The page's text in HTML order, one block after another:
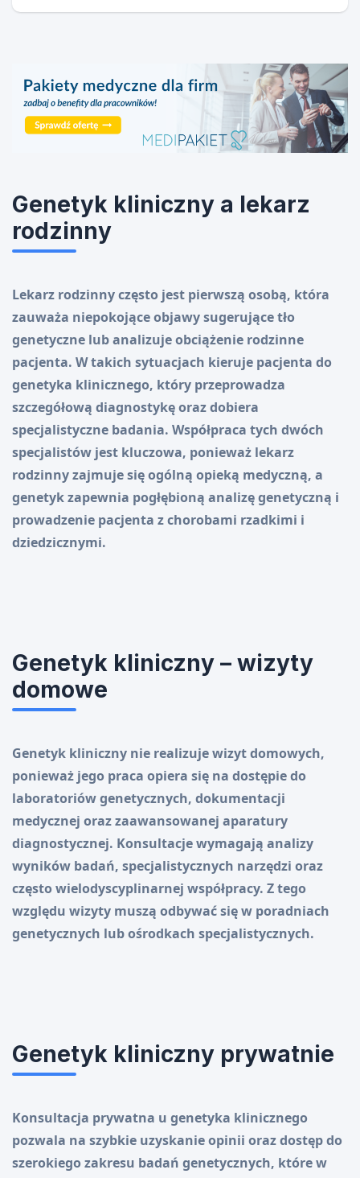
Genetyk kliniczny a lekarz
rodzinny
Lekarz rodzinny często jest pierwszą osobą, która
zauważa niepokojące objawy sugerujące tło
genetyczne lub analizuje obciążenie rodzinne
pacjenta. W takich sytuacjach kieruje pacjenta do
genetyka klinicznego, który przeprowadza
szczegółową diagnostykę oraz dobiera
specjalistyczne badania. Współpraca tych dwóch
specjalistów jest kluczowa, ponieważ lekarz
rodzinny zajmuje się ogólną opieką medyczną, a
genetyk zapewnia pogłębioną analizę genetyczną i
prowadzenie pacjenta z chorobami rzadkimi i
dziedzicznymi.
Genetyk kliniczny – wizyty
domowe
Genetyk kliniczny nie realizuje wizyt domowych,
ponieważ jego praca opiera się na dostępie do
laboratoriów genetycznych, dokumentacji
medycznej oraz zaawansowanej aparatury
diagnostycznej. Konsultacje wymagają analizy
wyników badań, specjalistycznych narzędzi oraz
często wielodyscyplinarnej współpracy. Z tego
względu wizyty muszą odbywać się w poradniach
genetycznych lub ośrodkach specjalistycznych.
Genetyk kliniczny prywatnie
Konsultacja prywatna u genetyka klinicznego
pozwala na szybkie uzyskanie opinii oraz dostęp do
szerokiego zakresu badań genetycznych, które w